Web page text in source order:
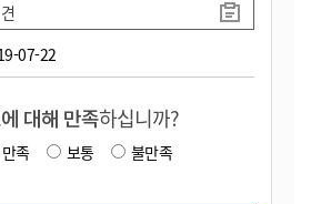
07-22
대해 만족하십니까?
만족 보통
불만족